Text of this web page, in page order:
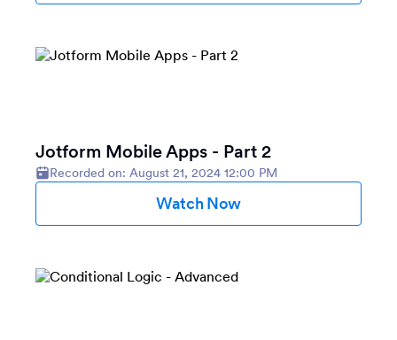
Jotform Mobile Apps - Part 2
Recorded on: August 21, 2024 12:00 PM
Watch Now